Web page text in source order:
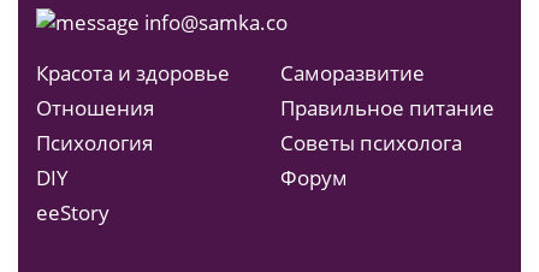
info@samka.co
Красота и здоровье
Отношения
Психология
DIY
ееStory
Саморазвитие
Правильное питание
Советы психолога
Форум